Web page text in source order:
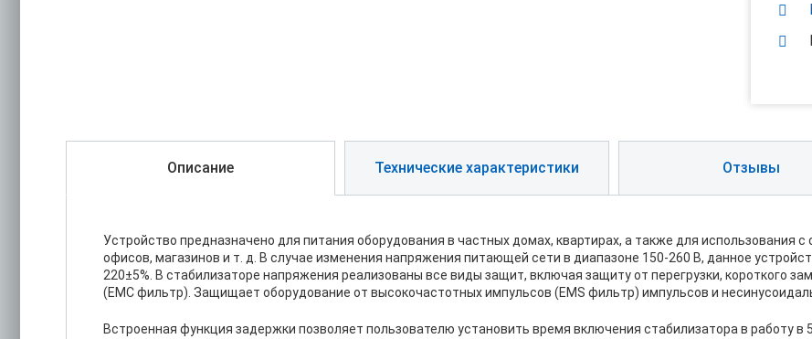
Описание Технические характеристики Отзывы
Устройство предназначено для питания оборудования в частных домах, квартирах, а также для использования
офисов, магазинов и т. д. В случае изменения напряжения питающей сети в диапазоне 150-260 В, данное
220±5%. В стабилизаторе напряжения реализованы все виды защит, включая защиту от перегрузки, короткого
(EMC фильтр). Защищает оборудование от высокочастотных импульсов (EMS фильтр) импульсов и
Встроенная функция задержки позволяет пользователю установить время включения стабилизатора в работу